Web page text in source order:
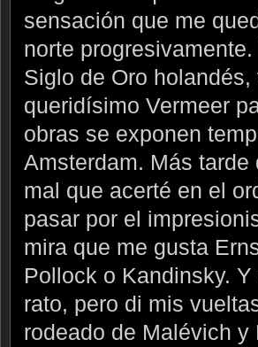
sensación que me
norte
Siglo de Oro
queridísimo Vermeer
obras se exponen
Amsterdam. Más
mal que acerté en el
pasar por el
mira que me gusta
Pollock o Kandinsky.
rato, pero di mis
rodeado de Malévich